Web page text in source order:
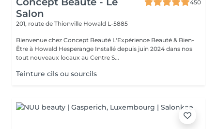
Salon
450
201, route de Thionville Howald L-5885
Bienvenue chez Concept Beauté L'Expérience Beauté & Bien-
Être à Howald Hesperange Installé depuis juin 2024 dans nos
tout nouveaux locaux au Centre S...
Teinture cils ou sourcils